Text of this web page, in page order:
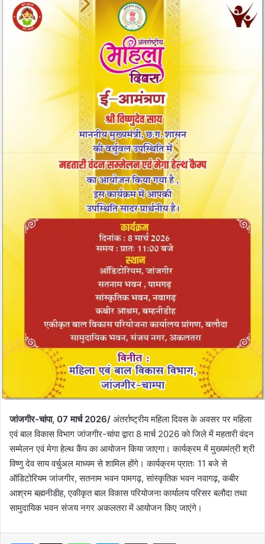
जांजगीर-चांपा, 07 मार्च 2026/ अंतर्राष्ट्रीय महिला दिवस के अवसर पर महिला
एवं बाल विकास विभाग जांजगीर-चांपा द्वारा 8 मार्च 2026 को जिले में महतारी वंदन
सम्मेलन एवं मेगा हेल्थ कैंप का आयोजन किया जाएगा। कार्यक्रम में मुख्यमंत्री श्री
विष्णु देव साय वर्चुअल माध्यम से शामिल होंगे। कार्यक्रम प्रातः 11 बजे से
ऑडिटोरियम जांजगीर, सतनाम भवन पामगढ़, सांस्कृतिक भवन नवागढ़, कबीर
आश्रम बह्मनीडीह, एकीकृत बाल विकास परियोजना कार्यालय परिसर बलौदा तथा
सामुदायिक भवन संजय नगर अकलतरा में आयोजन किए जाएंगे।